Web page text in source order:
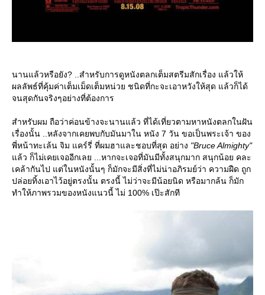
นานแล้วหรือยัง? ..สำหรับการดูหนังตลกเต็มสตรีมสักเรื่อง แล้วให้
ผลลัพธ์ที่คุ้มค่าเต็มเม็ดเต็มหน่วย ชนิดที่กะจะเอาหวังให้สุด แล้วก็ได้
จนสุดกันจริงๆอย่างที่ต้องการ
สำหรับผม ถือว่าค่อนข้างจะนานแล้ว ที่ได้เที่ยวตามหาหนังตลกในฝัน
เรื่องนั้น ..หลังจากเคยพบกับมันมาใน หนัง 7 วัน ขอเป็นพระเจ้า ของ
พี่หน้าทะเล้น จิม แคร์รี่ ที่ผมฮาและชอบที่สุด อย่าง "Bruce Almighty"
ล้ว ก็ไม่เคยเจออีกเลย ...หากจะเจอที่มันมีทั้งสนุกมาก สนุกน้อย คละ
เคล้ากันไป แต่ในหนังนั้นๆ ก็มักจะมีสิ่งที่ไม่น่าอภิรมย์ว่า ความฝืด ถูก
ปล่อยทิ้งเอาไว้อยู่ตรงนั้น ตรงนี้ ไม่ว่าจะมีน้อยนิด หรือมากล้น ก็มัก
ทำให้ภาพรวมของหนังแนวนี้ ไม่ 100% เป๊ะสักที